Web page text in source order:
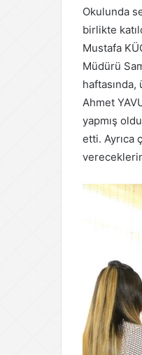
Okulunda
birlikte
Mustafa
Müdürü
haftasında,
Ahmet
yapmış
etti. Ayrıca